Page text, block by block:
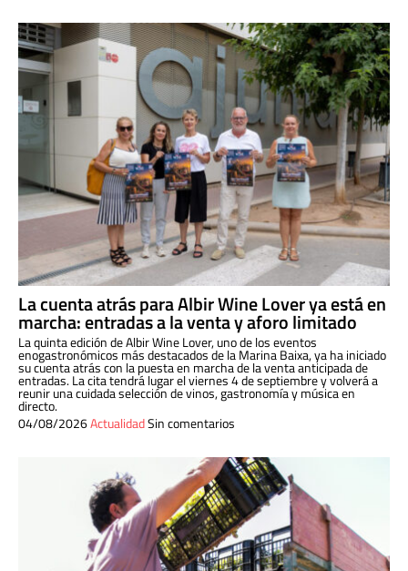
La cuenta atrás para Albir Wine Lover ya está en
marcha: entradas a la venta y aforo limitado
La quinta edición de Albir Wine Lover, uno de los eventos
enogastronómicos más destacados de la Marina Baixa, ya ha iniciado
su cuenta atrás con la puesta en marcha de la venta anticipada de
entradas. La cita tendrá lugar el viernes 4 de septiembre y volverá a
reunir una cuidada selección de vinos, gastronomía y música en
directo.
04/08/2026ActualidadSin comentarios